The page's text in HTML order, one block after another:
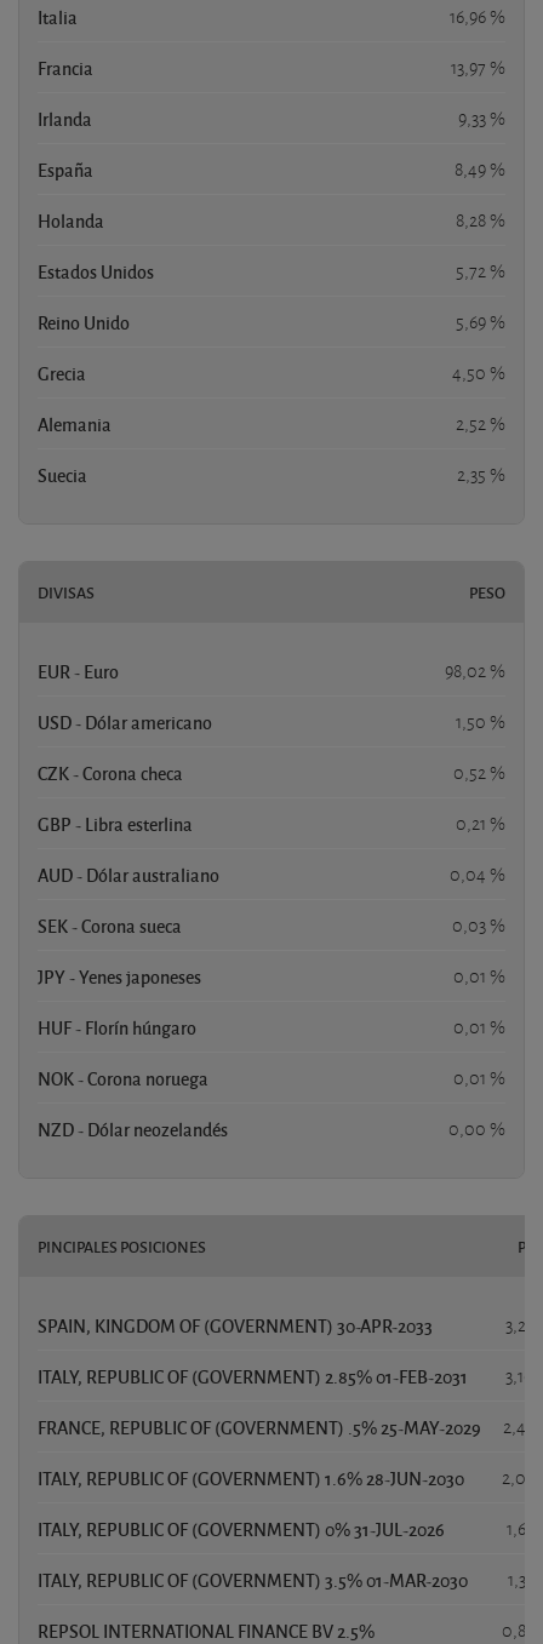
Italia 16,96 %
Francia 13,97 %
Irlanda 9,33 %
España 8,49 %
Holanda 8,28 %
Estados Unidos 5,72 %
Reino Unido 5,69 %
Grecia 4,50 %
Alemania 2,52 %
Suecia 2,35 %
DIVISAS PESO
EUR - Euro 98,02 %
USD - Dólar americano 1,50 %
CZK - Corona checa 0,52 %
GBP - Libra esterlina 0,21 %
AUD - Dólar australiano 0,04 %
SEK - Corona sueca 0,03 %
JPY - Yenes japoneses 0,01 %
HUF - Florín húngaro 0,01 %
NOK - Corona noruega 0,01 %
NZD - Dólar neozelandés 0,00 %
PINCIPALES POSICIONES
SPAIN, KINGDOM OF (GOVERNMENT) 30-APR-2033 3,26
ITALY, REPUBLIC OF (GOVERNMENT) 2.85% 01-FEB-2031 3,10
FRANCE, REPUBLIC OF (GOVERNMENT) .5% 25-MAY-2029 2,46
ITALY, REPUBLIC OF (GOVERNMENT) 1.6% 28-JUN-2030 2,05
ITALY, REPUBLIC OF (GOVERNMENT) 0% 31-JUL-2026 1,68
ITALY, REPUBLIC OF (GOVERNMENT) 3.5% 01-MAR-2030 1,36
REPSOL INTERNATIONAL FINANCE BV 2.5% 0,87